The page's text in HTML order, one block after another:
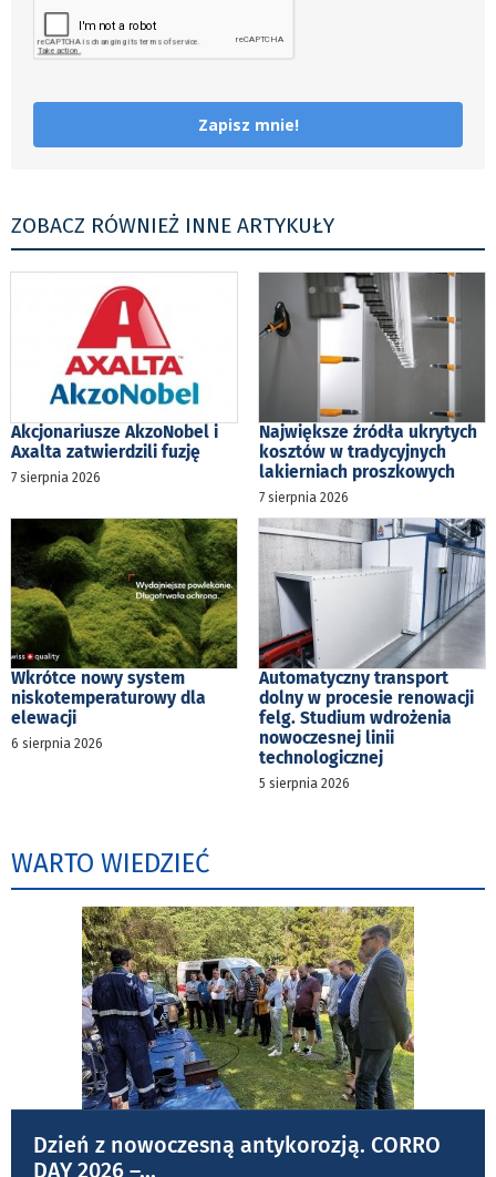
Zapisz mnie!
ZOBACZ RÓWNIEŻ INNE ARTYKUŁY
Akcjonariusze AkzoNobel i
Axalta zatwierdzili fuzję
7 sierpnia 2026
Największe źródła ukrytych
kosztów w tradycyjnych
lakierniach proszkowych
7 sierpnia 2026
Wkrótce nowy system
niskotemperaturowy dla
elewacji
6 sierpnia 2026
Automatyczny transport
dolny w procesie renowacji
felg. Studium wdrożenia
nowoczesnej linii
technologicznej
5 sierpnia 2026
WARTO WIEDZIEĆ
Dzień z nowoczesną antykorozją. CORRO
DAY 2026 –...